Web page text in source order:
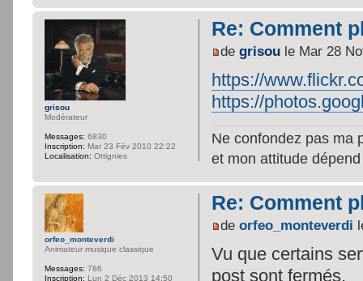
Re: Comment
degrisou le Mar 28
https://
https://
Ne confondez pas ma
et mon attitude
grisou
Modérateur
Messages: 6830
Inscription: Mar 23 Fév 2010 22:22
Localisation: Ottignies
Re: Comment
deorfeo_monteverdi
Vu que certains
post sont fermés,
orfeo_monteverdi
Animateur musique classique
Messages: 786
Inscription: Lun 2 Déc 2013 14:50